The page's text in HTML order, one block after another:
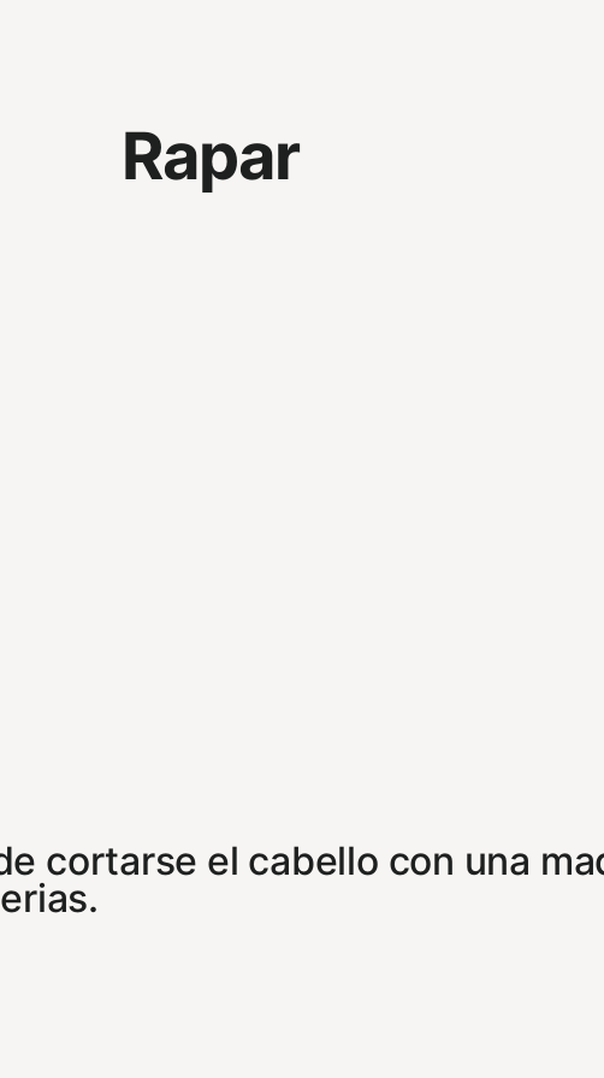
Rapar
cortarse el cabello con una